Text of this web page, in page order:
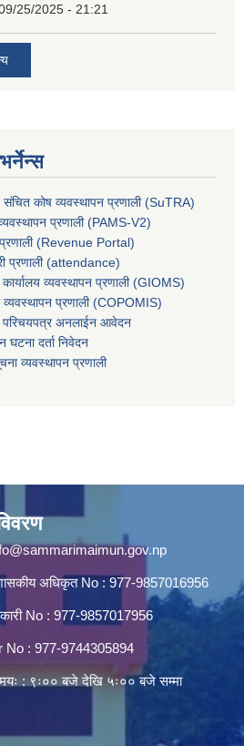
25/2025 - 21:21
संचित कोष व्यवस्थापन प्रणाली (SuTRA)
व्यवस्थापन प्रणाली (PAMS-V2)
(Revenue Portal)
प्रणाली (attendance)
व्यवस्थापन प्रणाली (GIOMS)
व्यवस्थापन प्रणाली (COPOMIS)
परिचयपत्र अनलाईन आवेदन
घटना दर्ता निवेदन
व्यवस्थापन प्रणाली
अधिकृत No : 977-9857016956
No : 977-9857017956
No : 977-9744305894
: ९ः०० बजे देखि ५ः०० बजे सम्मा